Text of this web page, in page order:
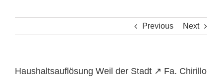
Previous Next
Haushaltsauflösung Weil der Stadt ↗️ Fa. Chirillo